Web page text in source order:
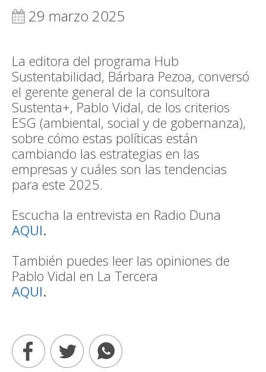
29 marzo 2025
La editora del programa Hub
Sustentabilidad, Bárbara Pezoa, conversó
el gerente general de la consultora
Sustenta+, Pablo Vidal, de los criterios
ESG (ambiental, social y de gobernanza),
sobre cómo estas políticas están
cambiando las estrategias en las
empresas y cuáles son las tendencias
para este 2025.
Escucha la entrevista en Radio Duna
AQUI.
También puedes leer las opiniones de
Pablo Vidal en La Tercera
AQUI.